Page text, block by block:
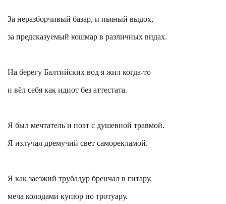
За неразборчивый базар, и пьяный выдох,
за предсказуемый кошмар в различных видах.
На берегу Балтийских вод я жил когда-то
и вёл себя как идиот без аттестата.
Я был мечтатель и поэт с душевной травмой.
Я излучал дремучий свет саморекламой.
Я как заезжий трубадур бренчал в гитару,
меча колодами купюр по тротуару.